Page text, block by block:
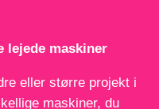
lejede maskiner
eller større projekt i
maskiner, du